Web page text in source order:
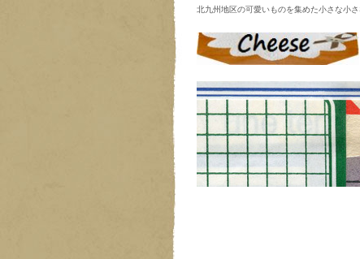
北九州地区の可愛いものを集めた小さな小さ